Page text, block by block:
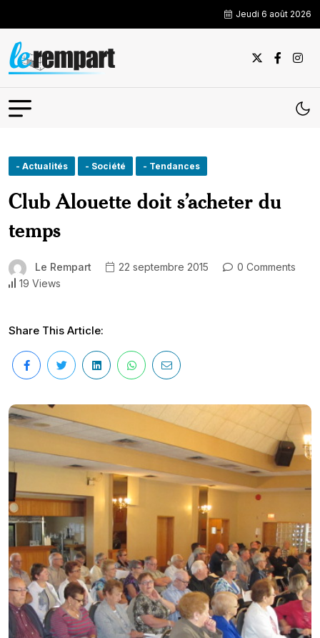
Jeudi 6 août 2026
- Actualités - Société - Tendances
Club Alouette doit s’acheter du
temps
Le Rempart 22 septembre 2015
0 Comments
19 Views
Share This Article: